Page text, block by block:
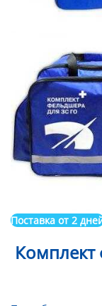
Поставка от 2